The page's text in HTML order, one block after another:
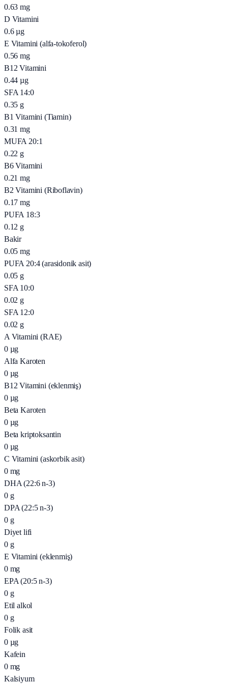
0.63 mg
D Vitamini
0.6 µg
E Vitamini (alfa-tokoferol)
0.56 mg
B12 Vitamini
0.44 µg
SFA 14:0
0.35 g
B1 Vitamini (Tiamin)
0.31 mg
MUFA 20:1
0.22 g
B6 Vitamini
0.21 mg
B2 Vitamini (Riboflavin)
0.17 mg
PUFA 18:3
0.12 g
Bakir
0.05 mg
PUFA 20:4 (arasidonik asit)
0.05 g
SFA 10:0
0.02 g
SFA 12:0
0.02 g
A Vitamini (RAE)
0 µg
Alfa Karoten
0 µg
B12 Vitamini (eklenmiş)
0 µg
Beta Karoten
0 µg
Beta kriptoksantin
0 µg
C Vitamini (askorbik asit)
0 mg
DHA (22:6 n-3)
0 g
DPA (22:5 n-3)
0 g
Diyet lifi
0 g
E Vitamini (eklenmiş)
0 mg
EPA (20:5 n-3)
0 g
Etil alkol
0 g
Folik asit
0 µg
Kafein
0 mg
Kalsiyum